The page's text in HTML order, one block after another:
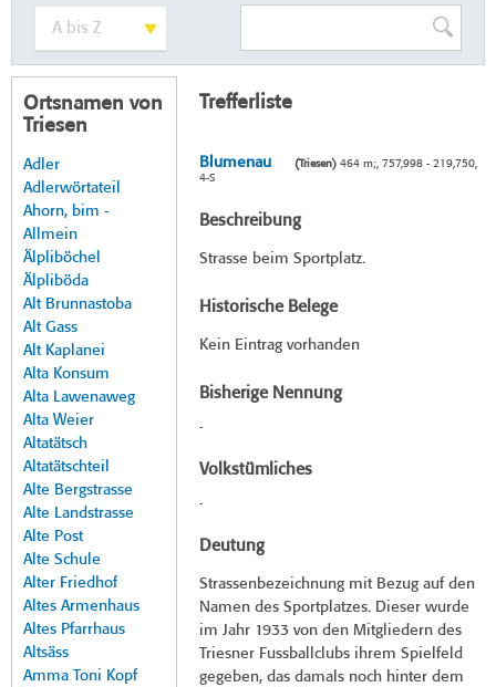
Ortsnamen von
Triesen
Adler
Adlerwörtateil
Ahorn, bim -
Allmein
Älpliböchel
Älpliböda
Alt Brunnastoba
Alt Gass
Alt Kaplanei
Alta Konsum
Alta Lawenaweg
Alta Weier
Altatätsch
Altatätschteil
Alte Bergstrasse
Alte Landstrasse
Alte Post
Alte Schule
Alter Friedhof
Altes Armenhaus
Altes Pfarrhaus
Altsäss
Amma Toni Kopf
Trefferliste
Blumenau (Triesen)464 m;, 757,998 - 219,750,
4-S
Beschreibung
Strasse beim Sportplatz.
Historische Belege
Kein Eintrag vorhanden
Bisherige Nennung
-
Volkstümliches
-
Deutung
Strassenbezeichnung mit Bezug auf den
Namen des Sportplatzes. Dieser wurde
im Jahr 1933 von den Mitgliedern des
Triesner Fussballclubs ihrem Spielfeld
gegeben, das damals noch hinter dem